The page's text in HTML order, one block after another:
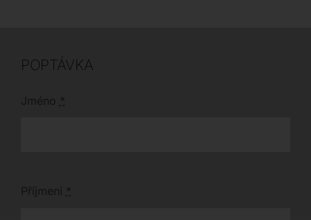
POPTÁVKA
Jméno *
Příjmení *